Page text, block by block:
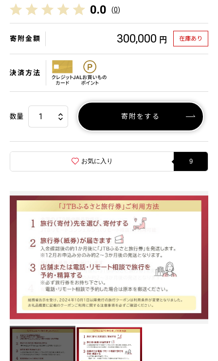
0.0 (0)
寄附金額 300,000 円 在庫あり
決済方法
数量 寄附をする
お気に入り 9